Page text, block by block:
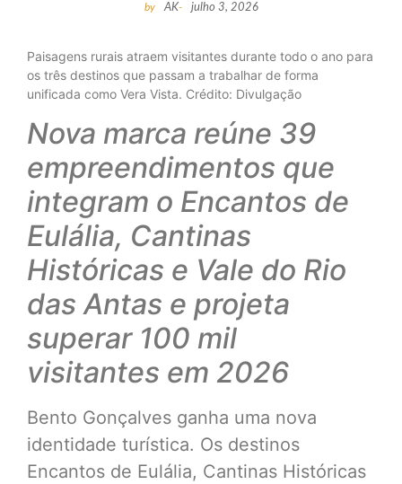
by AK- julho 3, 2026
Paisagens rurais atraem visitantes durante todo o ano para
os três destinos que passam a trabalhar de forma
unificada como Vera Vista. Crédito: Divulgação
Nova marca reúne 39
empreendimentos que
integram o Encantos de
Eulália, Cantinas
Históricas e Vale do Rio
das Antas e projeta
superar 100 mil
visitantes em 2026
Bento Gonçalves ganha uma nova
identidade turística. Os destinos
Encantos de Eulália, Cantinas Históricas